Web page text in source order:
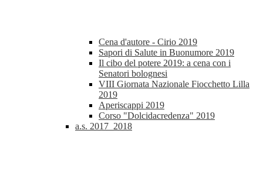
Cena d'autore - Cirio 2019
Sapori di Salute in Buonumore 2019
Il cibo del potere 2019: a cena con i
Senatori bolognesi
VIII Giornata Nazionale Fiocchetto Lilla
2019
Aperiscappi 2019
Corso "Dolcidacredenza" 2019
a.s. 2017_2018